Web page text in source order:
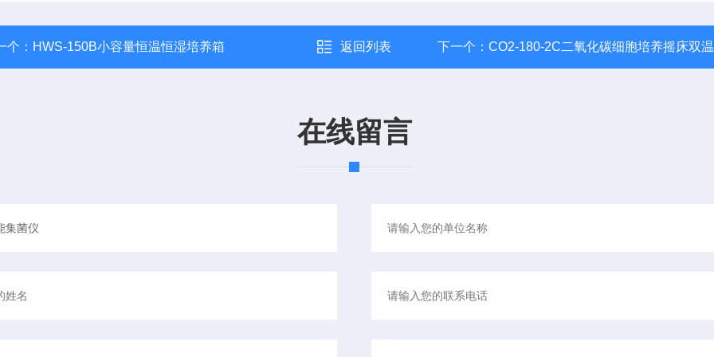
个： HWS-150B小容量恒温恒湿培养箱 返回列表 下一个： CO2-180-2C二氧化碳细胞培养摇床双
在线留言